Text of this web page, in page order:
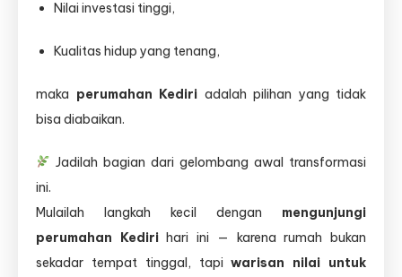
Nilai investasi tinggi,
Kualitas hidup yang tenang,
maka perumahan Kediri adalah pilihan yang tidak
bisa diabaikan.
Jadilah bagian dari gelombang awal transformasi
ini.
Mulailah langkah kecil dengan mengunjungi
perumahan Kedirihari ini — karena rumah bukan
sekadar tempat tinggal, tapiwarisan nilai untuk